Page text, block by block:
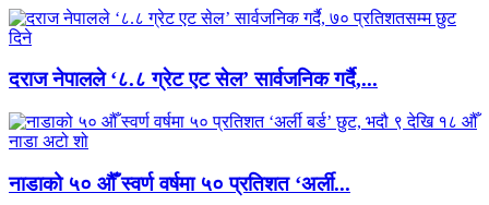
दराज नेपालले ‘८.८ ग्रेट एट सेल’ सार्वजनिक गर्दै,...
नाडाको ५० औँ स्वर्ण वर्षमा ५० प्रतिशत ‘अर्ली...